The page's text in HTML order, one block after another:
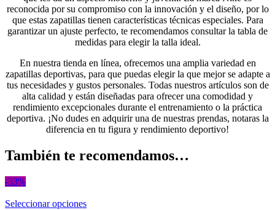
reconocida por su compromiso con la innovación y el diseño, por lo
que estas zapatillas tienen características técnicas especiales. Para
garantizar un ajuste perfecto, te recomendamos consultar la tabla de
medidas para elegir la talla ideal.
En nuestra tienda en línea, ofrecemos una amplia variedad en
zapatillas deportivas, para que puedas elegir la que mejor se adapte a
tus necesidades y gustos personales. Todas nuestros artículos son de
alta calidad y están diseñadas para ofrecer una comodidad y
rendimiento excepcionales durante el entrenamiento o la práctica
deportiva. ¡No dudes en adquirir una de nuestras prendas, notaras la
diferencia en tu figura y rendimiento deportivo!
También te recomendamos…
-33%
Seleccionar opciones